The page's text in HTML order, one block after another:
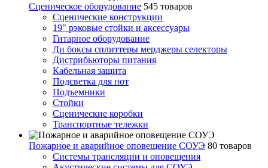
Сценическое оборудование 545 товаров
Сценические конструкции
19" рэковые стойки и аксесcуары
Гитарное оборудование
Ди боксы сплиттеры мерджеры селекторы
Дистрибьюторы питания
Кабельная защита
Подсветка для нот
Подъемники
Стойки
Сценические коробки
Транспортные тележки
Пожарное и аварийное оповещение СОУЭ 80 товаров
Cистемы трансляции и оповещения